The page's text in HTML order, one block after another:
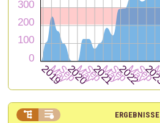
ERGEBNISSE
 